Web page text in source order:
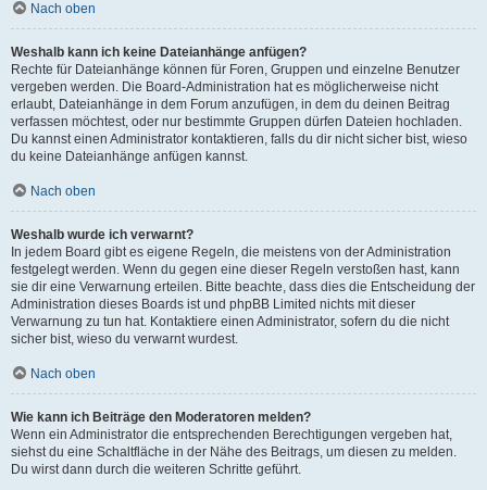
Nach oben
Weshalb kann ich keine Dateianhänge anfügen?
Rechte für Dateianhänge können für Foren, Gruppen und einzelne Benutzer
vergeben werden. Die Board-Administration hat es möglicherweise nicht
erlaubt, Dateianhänge in dem Forum anzufügen, in dem du deinen Beitrag
verfassen möchtest, oder nur bestimmte Gruppen dürfen Dateien hochladen.
Du kannst einen Administrator kontaktieren, falls du dir nicht sicher bist, wieso
du keine Dateianhänge anfügen kannst.
Nach oben
Weshalb wurde ich verwarnt?
In jedem Board gibt es eigene Regeln, die meistens von der Administration
festgelegt werden. Wenn du gegen eine dieser Regeln verstoßen hast, kann
sie dir eine Verwarnung erteilen. Bitte beachte, dass dies die Entscheidung der
Administration dieses Boards ist und phpBB Limited nichts mit dieser
Verwarnung zu tun hat. Kontaktiere einen Administrator, sofern du die nicht
sicher bist, wieso du verwarnt wurdest.
Nach oben
Wie kann ich Beiträge den Moderatoren melden?
Wenn ein Administrator die entsprechenden Berechtigungen vergeben hat,
siehst du eine Schaltfläche in der Nähe des Beitrags, um diesen zu melden.
Du wirst dann durch die weiteren Schritte geführt.